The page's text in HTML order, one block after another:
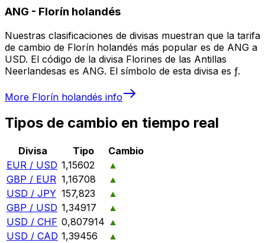
ANG - Florín holandés
Nuestras clasificaciones de divisas muestran que la tarifa
de cambio de Florín holandés más popular es de ANG a
USD. El código de la divisa Florines de las Antillas
Neerlandesas es ANG. El símbolo de esta divisa es ƒ.
More Florín holandés info
Tipos de cambio en tiempo real
Divisa Tipo
Cambio
EUR / USD 1,15602
▲
GBP / EUR 1,16708
▲
USD / JPY 157,823
▲
GBP / USD 1,34917
▲
USD / CHF 0,807914 ▲
USD / CAD 1,39456
▲